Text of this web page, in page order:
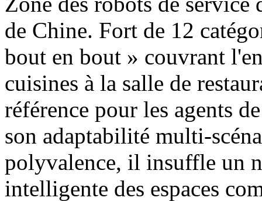
de Chine. Fort de 12
bout en bout » couvrant
cuisines à la salle de
référence pour les agents
son adaptabilité multi-
polyvalence, il insuffle un
intelligente des espaces